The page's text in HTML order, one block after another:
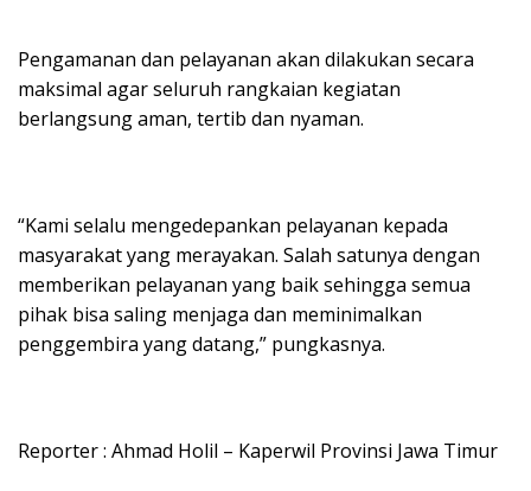
Pengamanan dan pelayanan akan dilakukan secara
maksimal agar seluruh rangkaian kegiatan
berlangsung aman, tertib dan nyaman.
“Kami selalu mengedepankan pelayanan kepada
masyarakat yang merayakan. Salah satunya dengan
memberikan pelayanan yang baik sehingga semua
pihak bisa saling menjaga dan meminimalkan
penggembira yang datang,” pungkasnya.
Reporter : Ahmad Holil – Kaperwil Provinsi Jawa Timur